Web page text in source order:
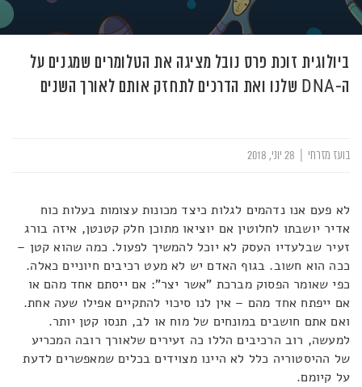
ביולוגית זוכת פרס נובל מציגה את הטלומרים שמגנים על
ה-DNA שלנו ואת הדרכים לתחזק אותם לאורך השנים
בועז מזרחי
לא פעם אנו נדהמים לגלות כיצד מכונות עצומות בעלות כוח
אדיר יושבתו לחלוטין אם יוציאו מתוכן חלק קטנטן, איזה בורג
זעיר שבלעדיו העסק לא יוכל להמשיך לפעול. כמה שהוא קטן –
ככה הוא חשוב. בגוף האדם יש לא מעט רכיבים חיוניים כאלה.
כפי שאומר הפסוק מברכת "אשר יצר": אם ייסתם אחד מהם או
אם ייפתח אחד מהם – אין לנו סיכוי להתקיים אפילו שעה אחת.
ואם אתם חושבים במונחים של מוח או לב, תנסו קטן יותר.
למעשה, רוב הרכיבים הללו כה זעירים שלאורך רובה המכריע
של ההיסטוריה כלל לא היינו מצוידים בכלים שמאפשרים לדעת
על קיומם.